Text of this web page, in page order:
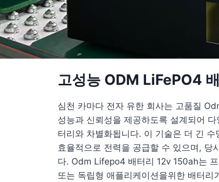
고성능 ODM LiFePO4
심천 카마다 전자 유한 회사는 고품질
성능과 신뢰성을 제공하도록 설계되어
터리와 차별화됩니다. 이 기술은 더 긴
효율적으로 전력을 공급할 수 있으며, 당
다. Odm Lifepo4 배터리 12v 150ah는
또는 독립형 애플리케이션을위한 배터